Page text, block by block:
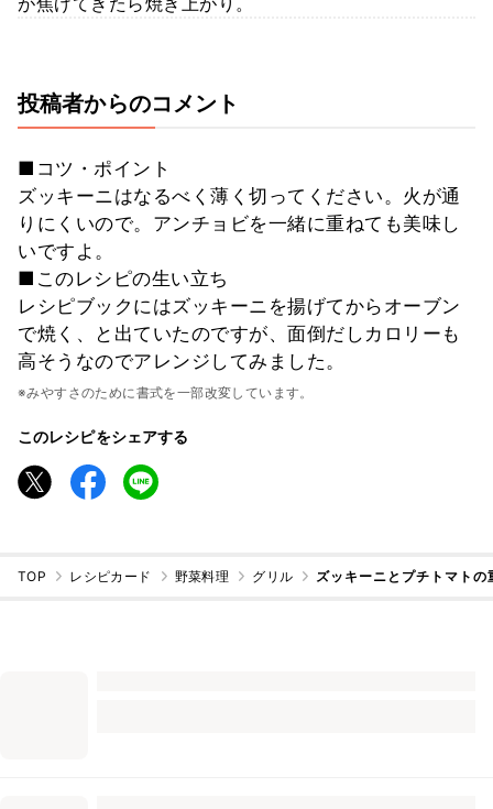
投稿者からのコメント
■コツ・ポイント
ズッキーニはなるべく薄く切ってください。火が通
りにくいので。アンチョビを一緒に重ねても美味し
いですよ。
■このレシピの生い立ち
レシピブックにはズッキーニを揚げてからオーブン
で焼く、と出ていたのですが、面倒だしカロリーも
高そうなのでアレンジしてみました。
※みやすさのために書式を一部改変しています。
このレシピをシェアする
TOP レシピカード 野菜料理 グリル ズッキーニとプチトマトの